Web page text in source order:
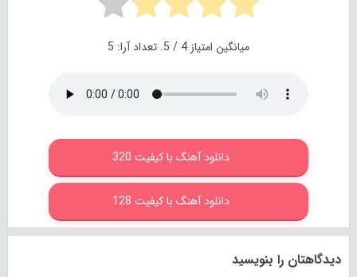
میانگین امتیاز 4 / 5. تعداد آرا: 5
دانلود آهنگ با کیفیت 320
دانلود آهنگ با کیفیت 128
دیدگاهتان را بنویسید